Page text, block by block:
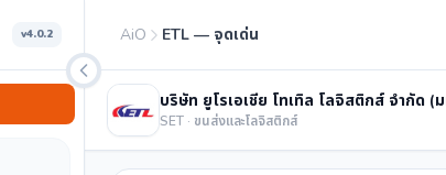
v4.0.2 AiO ETL — จุดเด่น
บริษัท ยูโรเอเชีย โทเทิล โลจิสติกส์ จำกัด (
SET · ขนส่งและโลจิสติกส์